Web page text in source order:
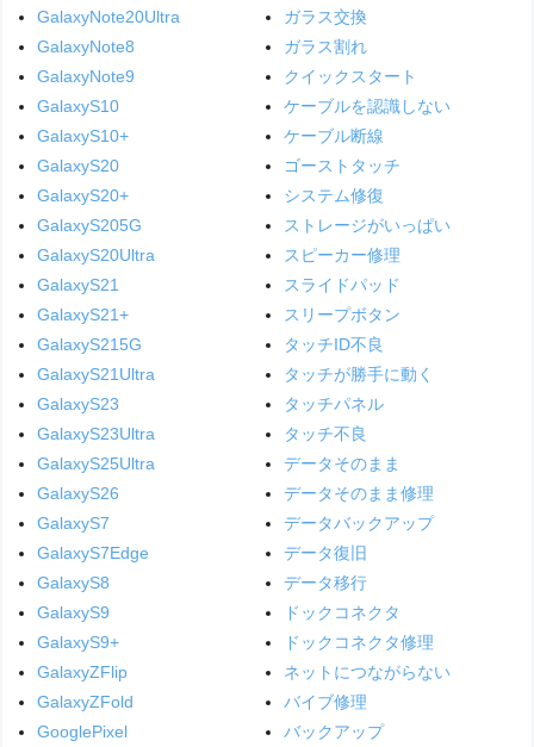
GalaxyNote20Ultra
GalaxyNote8
GalaxyNote9
GalaxyS10
GalaxyS10+
GalaxyS20
GalaxyS20+
GalaxyS205G
GalaxyS20Ultra
GalaxyS21
GalaxyS21+
GalaxyS215G
GalaxyS21Ultra
GalaxyS23
GalaxyS23Ultra
GalaxyS25Ultra
GalaxyS26
GalaxyS7
GalaxyS7Edge
GalaxyS8
GalaxyS9
GalaxyS9+
GalaxyZFlip
GalaxyZFold
GooglePixel
ガラス交換
ガラス割れ
クイックスタート
ケーブルを認識しない
ケーブル断線
ゴーストタッチ
システム修復
ストレージがいっぱい
スピーカー修理
スライドパッド
スリープボタン
タッチID不良
タッチが勝手に動く
タッチパネル
タッチ不良
データそのまま
データそのまま修理
データバックアップ
データ復旧
データ移行
ドックコネクタ
ドックコネクタ修理
ネットにつながらない
バイブ修理
バックアップ